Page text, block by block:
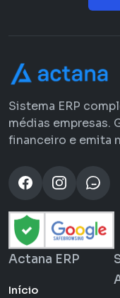
Sistema ERP
médias empresas.
financeiro e emita
Actana ERP
Início